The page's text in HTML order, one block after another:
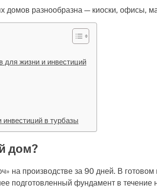
разнообразна — киоски, офисы,
жизни и инвестиций
в турбазы
дом?
на производстве за 90 дней. В
подготовленный фундамент в течение